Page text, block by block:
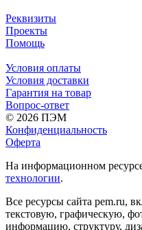
Реквизиты
Проекты
Помощь
Условия оплаты
Условия доставки
Гарантия на товар
Вопрос-ответ
© 2026 ПЭМ
Конфиденциальность
Оферта
На информационном
технологии.
Все ресурсы сайта pem.ru,
текстовую, графическую,
информацию, структуру,